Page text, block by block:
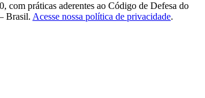
com práticas aderentes ao Código de Defesa do
Brasil. Acesse nossa política de privacidade.